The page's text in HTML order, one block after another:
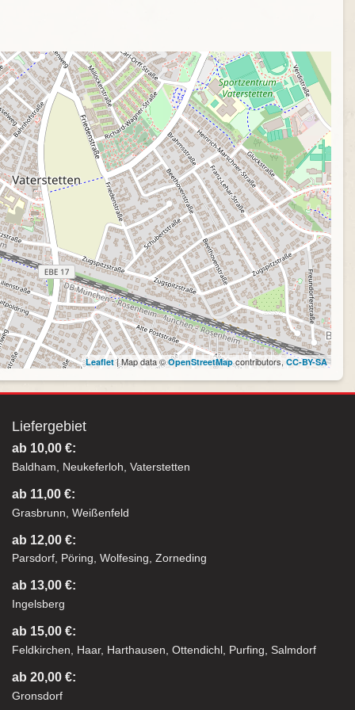
Leaflet| Map data ©OpenStreetMapcontributors, CC-BY-SA
Liefergebiet
ab 10,00 €:
Baldham, Neukeferloh, Vaterstetten
ab 11,00 €:
Grasbrunn, Weißenfeld
ab 12,00 €:
Parsdorf, Pöring, Wolfesing, Zorneding
ab 13,00 €:
Ingelsberg
ab 15,00 €:
Feldkirchen, Haar, Harthausen, Ottendichl, Purfing, Salmdorf
ab 20,00 €:
Gronsdorf